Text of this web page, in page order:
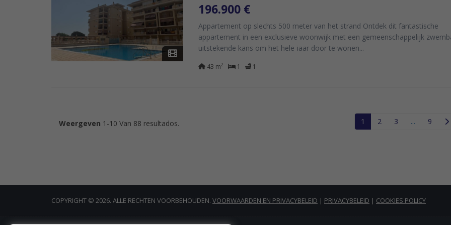
196.900 €
Appartement op slechts 500 meter van het strand Ontdek dit fantastische
appartement in een exclusieve woonwijk met een gemeenschappelijk
uitstekende kans om het hele jaar door te wonen...
43 m2 1 1
Weergeven 1-10 Van 88 resultados. 1 2 3 ... 9
COPYRIGHT © 2026. ALLE RECHTEN VOORBEHOUDEN. VOORWAARDEN EN PRIVACYBELEID | PRIVACYBELEID | COOKIES POLICY